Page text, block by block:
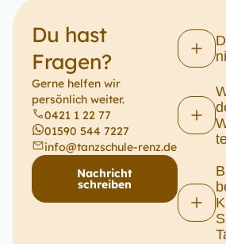
Du hast
Fragen?
Gerne helfen wir
persönlich weiter.
0421 1 22 77
01590 544 7227
info@tanzschule-renz.de
Nachricht
schreiben